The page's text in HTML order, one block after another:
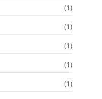
(1)
(1)
(1)
(1)
(1)